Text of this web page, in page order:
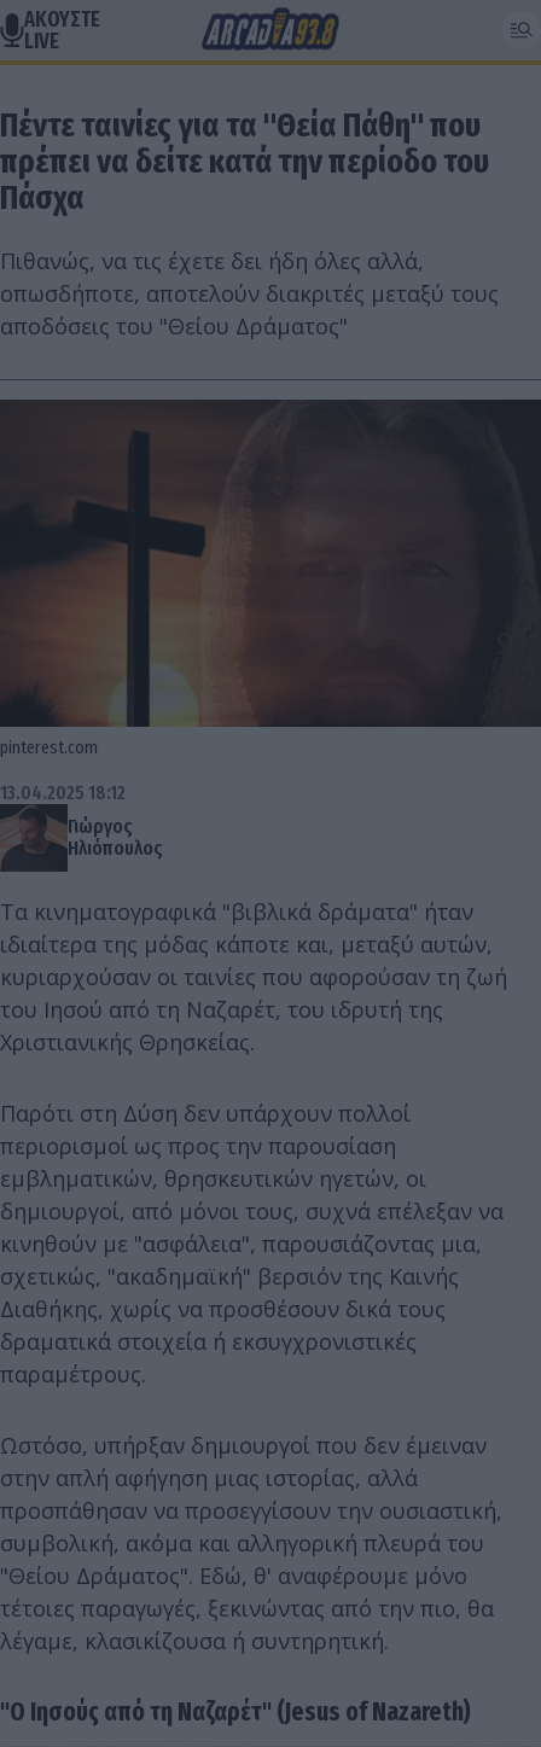
ΑΚΟΥΣΤΕ
LIVE
Πέντε ταινίες για τα "Θεία Πάθη" που
πρέπει να δείτε κατά την περίοδο του
Πάσχα
Πιθανώς, να τις έχετε δει ήδη όλες αλλά,
οπωσδήποτε, αποτελούν διακριτές μεταξύ τους
αποδόσεις του "Θείου Δράματος"
pinterest.com
Γιώργος
Ηλιόπουλος
13.04.2025 18:12
Τα κινηματογραφικά "βιβλικά δράματα" ήταν
ιδιαίτερα της μόδας κάποτε και, μεταξύ αυτών,
κυριαρχούσαν οι ταινίες που αφορούσαν τη ζωή
του Ιησού από τη Ναζαρέτ, του ιδρυτή της
Χριστιανικής Θρησκείας.
Παρότι στη Δύση δεν υπάρχουν πολλοί
περιορισμοί ως προς την παρουσίαση
εμβληματικών, θρησκευτικών ηγετών, οι
δημιουργοί, από μόνοι τους, συχνά επέλεξαν να
κινηθούν με "ασφάλεια", παρουσιάζοντας μια,
σχετικώς, "ακαδημαϊκή" βερσιόν της Καινής
Διαθήκης, χωρίς να προσθέσουν δικά τους
δραματικά στοιχεία ή εκσυγχρονιστικές
παραμέτρους.
Ωστόσο, υπήρξαν δημιουργοί που δεν έμειναν
στην απλή αφήγηση μιας ιστορίας, αλλά
προσπάθησαν να προσεγγίσουν την ουσιαστική,
συμβολική, ακόμα και αλληγορική πλευρά του
"Θείου Δράματος". Εδώ, θ' αναφέρουμε μόνο
τέτοιες παραγωγές, ξεκινώντας από την πιο, θα
λέγαμε, κλασικίζουσα ή συντηρητική.
"Ο Ιησούς από τη Ναζαρέτ" (Jesus of Nazareth)